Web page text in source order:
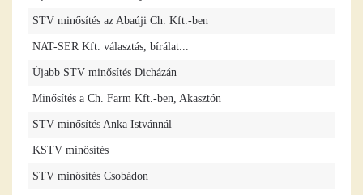
STV minősítés az Abaúji Ch. Kft.-ben
NAT-SER Kft. választás, bírálat...
Újabb STV minősítés Dicházán
Minősítés a Ch. Farm Kft.-ben, Akasztón
STV minősítés Anka Istvánnál
KSTV minősítés
STV minősítés Csobádon